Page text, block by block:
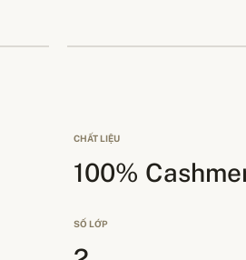
CHẤT LIỆU
100%
SỐ LỚP